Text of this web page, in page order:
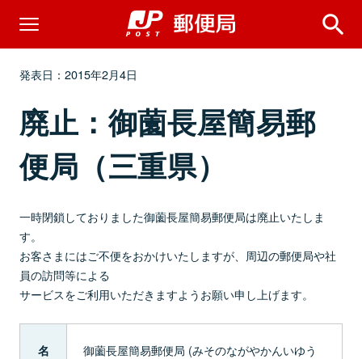
発表日：2015年2月4日
廃止：御薗長屋簡易郵
便局（三重県）
一時閉鎖しておりました御薗長屋簡易郵便局は廃止いたしま
す。
お客さまにはご不便をおかけいたしますが、周辺の郵便局や社
員の訪問等による
サービスをご利用いただきますようお願い申し上げます。
名
御薗長屋簡易郵便局 (みそのながやかんいゆう